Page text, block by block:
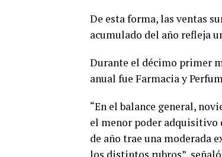
De esta forma, las ventas
acumulado del año refleja
Durante el décimo primer
anual fue Farmacia y
“En el balance general,
el menor poder adquisitivo
de año trae una moderada